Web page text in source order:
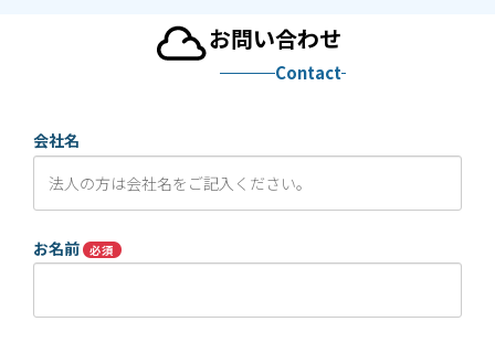
お問い合わせ
Contact
会社名
お名前 必須